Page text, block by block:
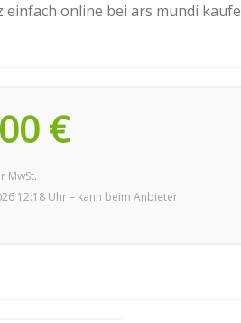
einfach online bei ars mundi
€
MwSt.
12:18 Uhr – kann beim Anbieter